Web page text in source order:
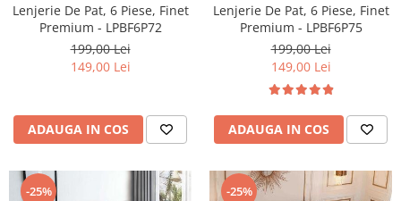
Lenjerie De Pat, 6 Piese, Finet
Premium - LPBF6P72
199,00 Lei
149,00 Lei
ADAUGA IN COS
Lenjerie De Pat, 6 Piese, Finet
Premium - LPBF6P75
199,00 Lei
149,00 Lei
ADAUGA IN COS
-25% -25%